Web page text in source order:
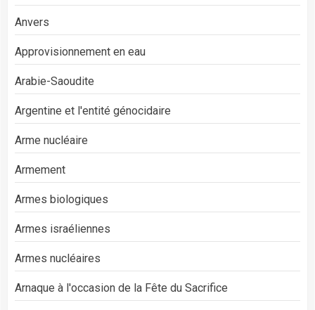
Anvers
Approvisionnement en eau
Arabie-Saoudite
Argentine et l'entité génocidaire
Arme nucléaire
Armement
Armes biologiques
Armes israéliennes
Armes nucléaires
Arnaque à l'occasion de la Fête du Sacrifice